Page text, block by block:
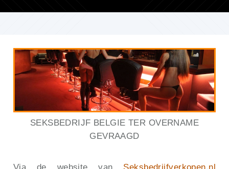
SEKSBEDRIJF BELGIE TER OVERNAME
GEVRAAGD
Via de website van Seksbedrijfverkopen.nl